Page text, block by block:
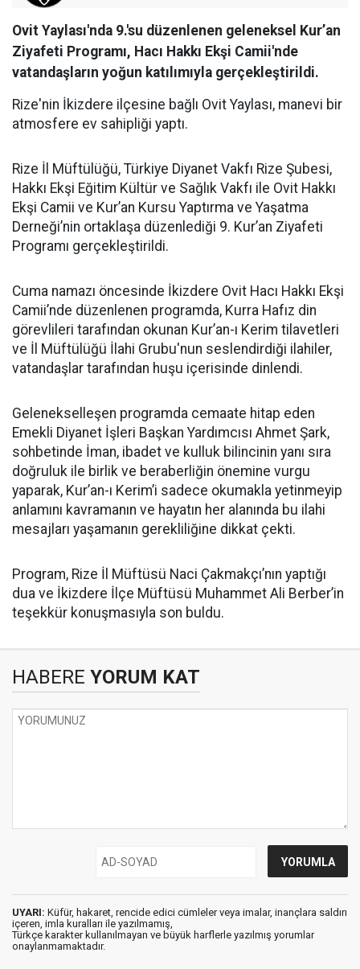
Ovit Yaylası'nda 9.'su düzenlenen geleneksel Kur’an
Ziyafeti Programı, Hacı Hakkı Ekşi Camii'nde
vatandaşların yoğun katılımıyla gerçekleştirildi.
Rize'nin İkizdere ilçesine bağlı Ovit Yaylası, manevi bir
atmosfere ev sahipliği yaptı.
Rize İl Müftülüğü, Türkiye Diyanet Vakfı Rize Şubesi,
Hakkı Ekşi Eğitim Kültür ve Sağlık Vakfı ile Ovit Hakkı
Ekşi Camii ve Kur’an Kursu Yaptırma ve Yaşatma
Derneği’nin ortaklaşa düzenlediği 9. Kur’an Ziyafeti
Programı gerçekleştirildi.
Cuma namazı öncesinde İkizdere Ovit Hacı Hakkı Ekşi
Camii’nde düzenlenen programda, Kurra Hafız din
görevlileri tarafından okunan Kur’an-ı Kerim tilavetleri
ve İl Müftülüğü İlahi Grubu'nun seslendirdiği ilahiler,
vatandaşlar tarafından huşu içerisinde dinlendi.
Gelenekselleşen programda cemaate hitap eden
Emekli Diyanet İşleri Başkan Yardımcısı Ahmet Şark,
sohbetinde İman, ibadet ve kulluk bilincinin yanı sıra
doğruluk ile birlik ve beraberliğin önemine vurgu
yaparak, Kur’an-ı Kerim’i sadece okumakla yetinmeyip
anlamını kavramanın ve hayatın her alanında bu ilahi
mesajları yaşamanın gerekliliğine dikkat çekti.
Program, Rize İl Müftüsü Naci Çakmakçı’nın yaptığı
dua ve İkizdere İlçe Müftüsü Muhammet Ali Berber’in
teşekkür konuşmasıyla son buldu.
HABERE YORUM KAT
UYARI: Küfür, hakaret, rencide edici cümleler veya imalar, inançlara saldırı
içeren, imla kuralları ile yazılmamış,
Türkçe karakter kullanılmayan ve büyük harflerle yazılmış yorumlar
onaylanmamaktadır.